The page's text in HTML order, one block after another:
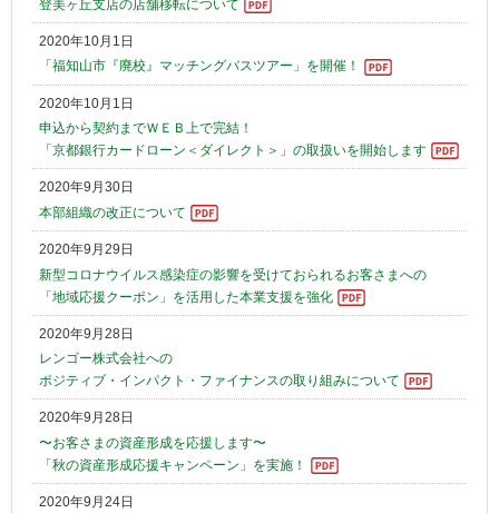
登美ヶ丘支店の店舗移転について
2020年10月1日
「福知山市『廃校』マッチングバスツアー」を開催！
2020年10月1日
申込から契約までＷＥＢ上で完結！
「京都銀行カードローン＜ダイレクト＞」の取扱いを開始します
2020年9月30日
本部組織の改正について
2020年9月29日
新型コロナウイルス感染症の影響を受けておられるお客さまへの
「地域応援クーポン」を活用した本業支援を強化
2020年9月28日
レンゴー株式会社への
ポジティブ・インパクト・ファイナンスの取り組みについて
2020年9月28日
〜お客さまの資産形成を応援します〜
「秋の資産形成応援キャンペーン」を実施！
2020年9月24日